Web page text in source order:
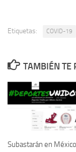
Etiquetas: COVID-19
TAMBIÉN TE
Subastarán en México